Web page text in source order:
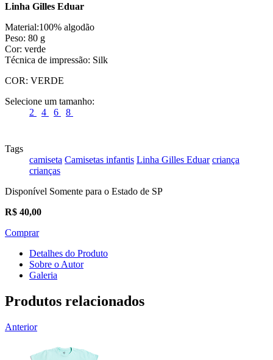
Linha Gilles Eduar
Material:100% algodão
Peso: 80 g
Cor: verde
Técnica de impressão: Silk
COR: VERDE
Selecione um tamanho:
2
4 6 8
Tags
camiseta Camisetas infantis Linha Gilles Eduar criança
crianças
Disponível Somente para o Estado de SP
R$ 40,00
Comprar
Detalhes do Produto
Sobre o Autor
Galeria
Produtos relacionados
Anterior